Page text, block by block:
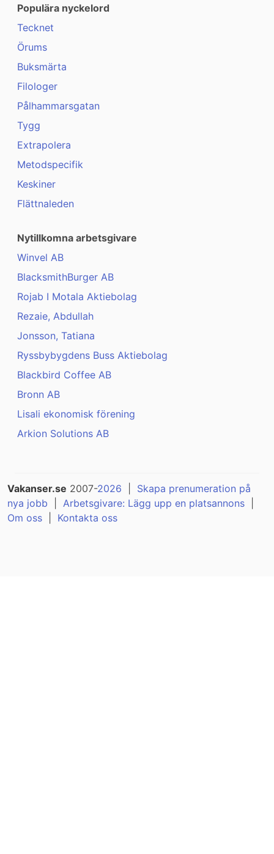
Populära nyckelord
Tecknet
Örums
Buksmärta
Filologer
Pålhammarsgatan
Tygg
Extrapolera
Metodspecifik
Keskiner
Flättnaleden
Nytillkomna arbetsgivare
Winvel AB
BlacksmithBurger AB
Rojab I Motala Aktiebolag
Rezaie, Abdullah
Jonsson, Tatiana
Ryssbybygdens Buss Aktiebolag
Blackbird Coffee AB
Bronn AB
Lisali ekonomisk förening
Arkion Solutions AB
Vakanser.se 2007-2026
Skapa prenumeration på
nya jobb
Arbetsgivare: Lägg upp en platsannons
Om oss
Kontakta oss